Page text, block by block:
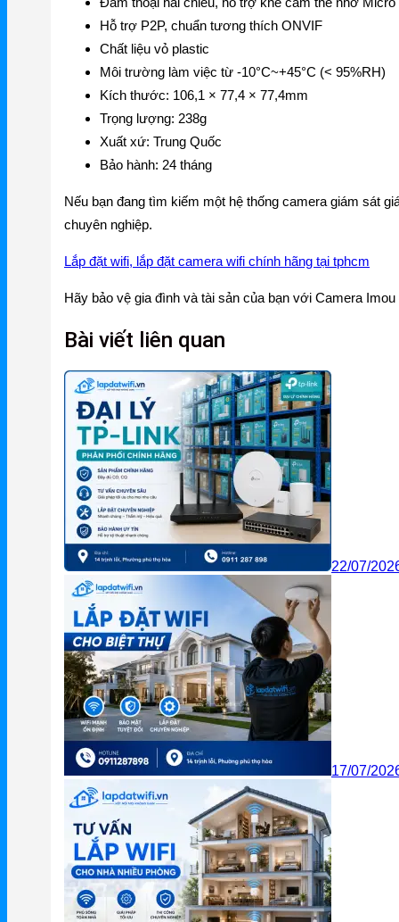
Phụ kiện EnGenius
EnGenius Controller
Ruijie
Ruijie Gateway
Grandstream Router
Grandstream Switch
Grandstream WiFi
Grandstream Tổng Đài
Grandstream Thiết bị Hội Nghị
DLink
DLink Router
DLink Switch
DLink WiFi
Phụ Kiện DLink
DLink 4G
Hỗ trợ P2P, chuẩn tương thích ONVIF
Chất liệu vỏ plastic
Môi trường làm việc từ -10°C~+45°C (< 95%RH)
Kích thước: 106,1 × 77,4 × 77,4mm
Trọng lượng: 238g
Xuất xứ: Trung Quốc
Bảo hành: 24 tháng
Nếu bạn đang tìm kiếm một hệ thống camera giám sát
chuyên nghiệp.
Lắp đặt wifi, lắp đặt camera wifi chính hãng tại tphcm
Hãy bảo vệ gia đình và tài sản của bạn với Camera
Bài viết liên quan
22/07/
17/07/